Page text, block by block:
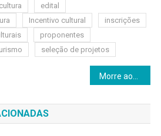
cultura
edital
Incentivo cultural
inscrições
proponentes
seleção de projetos